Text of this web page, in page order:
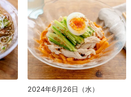
2024年6月26日（水）